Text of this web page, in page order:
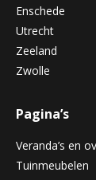
Enschede
Utrecht
Zeeland
Zwolle
Pagina’s
Veranda’s en
Tuinmeubelen